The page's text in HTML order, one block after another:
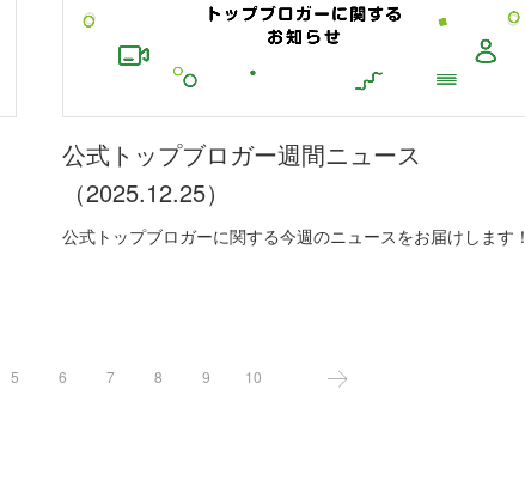
公式トップブロガー週間ニュース
（2025.12.25）
公式トップブロガーに関する今週のニュースをお届けします！
5 6 7 8 9 10